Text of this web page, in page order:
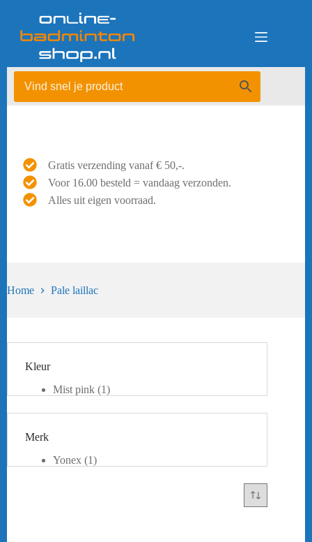
Gratis verzending vanaf € 50,-.
Voor 16.00 besteld = vandaag verzonden.
Alles uit eigen voorraad.
Home Pale laillac
Kleur
Mist pink (1)
Merk
Yonex (1)